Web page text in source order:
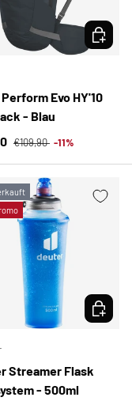
Evo HY'10
- Blau
Normaler Preis
€109,90 -11%
Streamer Flask
- 500ml